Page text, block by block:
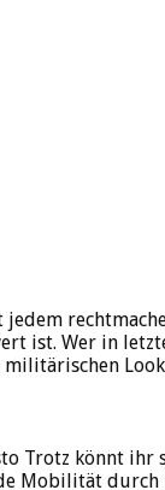
ist. Wer in
Trotz könnt ihr
Mobilität